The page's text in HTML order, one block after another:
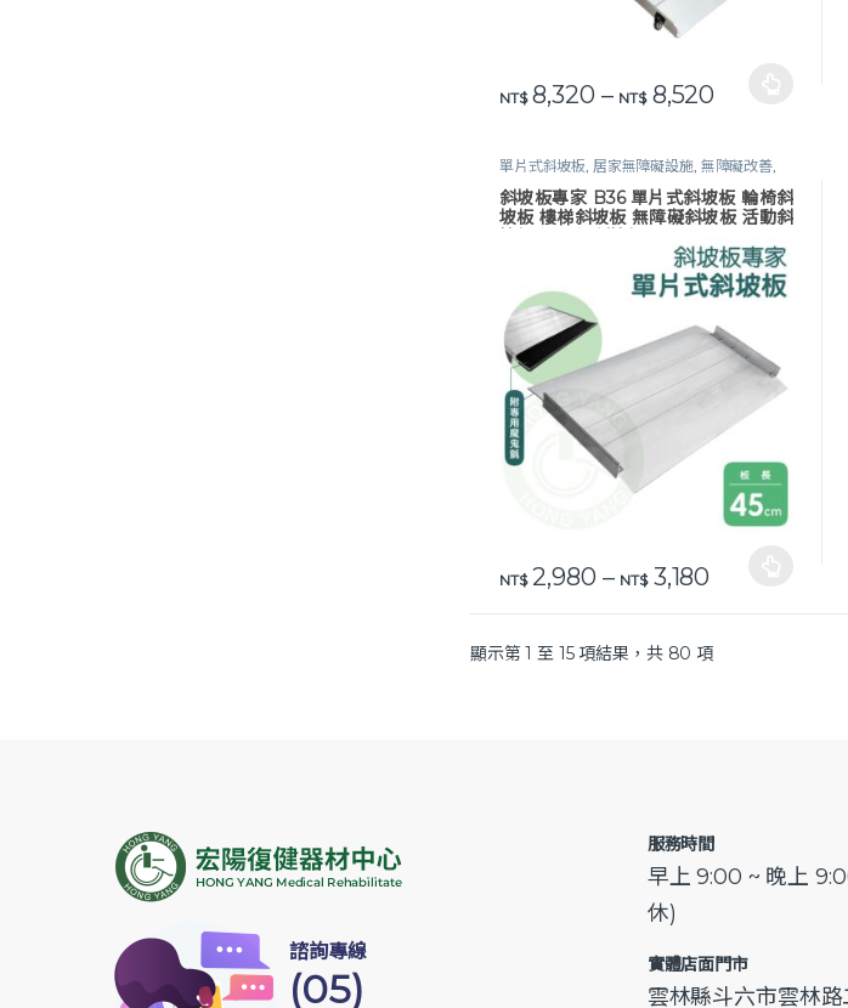
NT$8,320 – NT$8,520 價格範圍
此產品有多種款式。 可在產品頁面選擇選項
單片式斜坡板, 居家無障礙設施, 無障礙改善,
鋁合金斜坡板, 長照專區
斜坡板專家 B36 單片式斜坡板 輪椅斜
坡板 樓梯斜坡板 無障礙斜坡板 活動斜
NT$2,980 – NT$3,180 價格範圍：
此產品有多種款式。 可在產品頁面選擇選項
顯示第 1 至 15 項結果，共 80 項
諮詢專線
(05)
服務時間
早上 9:00 ~ 晚上
休)
實體店面門市
雲林縣斗六市雲林